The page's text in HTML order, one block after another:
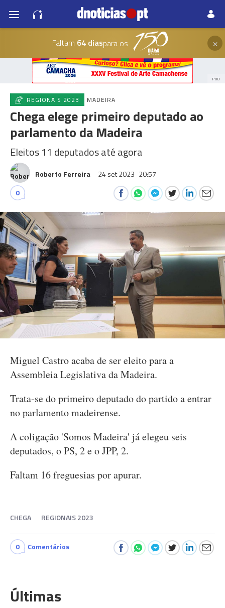
Faltam 64 diaspara os ×
PUB
REGIONAIS 2023 MADEIRA
Chega elege primeiro deputado ao
parlamento da Madeira
Eleitos 11 deputados até agora
Roberto Ferreira 24 set 2023 20:57
0
Miguel Castro acaba de ser eleito para a
Assembleia Legislativa da Madeira.
Trata-se do primeiro deputado do partido a entrar
no parlamento madeirense.
A coligação 'Somos Madeira' já elegeu seis
deputados, o PS, 2 e o JPP, 2.
Faltam 16 freguesias por apurar.
CHEGA REGIONAIS 2023
0 Comentários
Últimas